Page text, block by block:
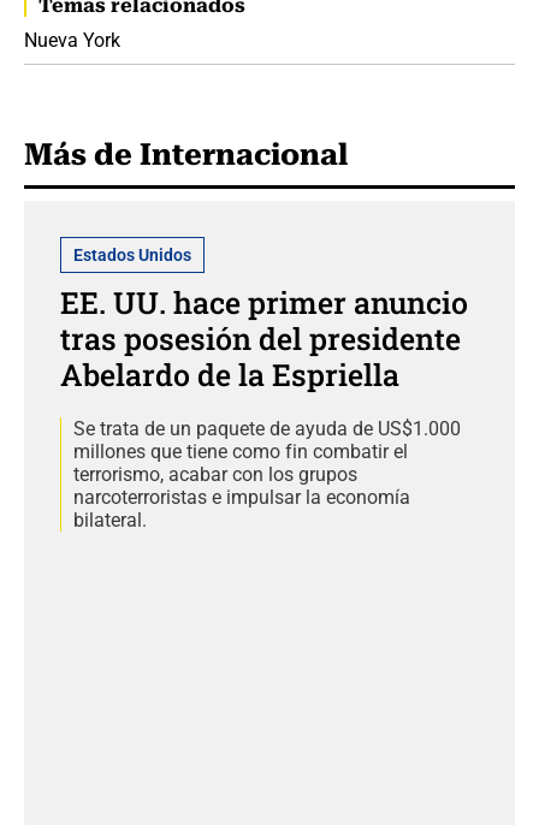
Temas relacionados
Nueva York
Más de Internacional
Estados Unidos
EE. UU. hace primer anuncio
tras posesión del presidente
Abelardo de la Espriella
Se trata de un paquete de ayuda de US$1.000
millones que tiene como fin combatir el
terrorismo, acabar con los grupos
narcoterroristas e impulsar la economía
bilateral.